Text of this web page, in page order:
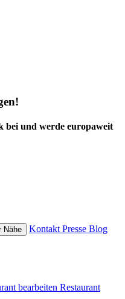
bei und werde europaweit
Nähe Kontakt Presse Blog
bearbeiten Restaurant